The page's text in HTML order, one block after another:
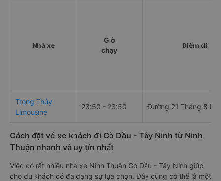
Nhà xe
Giờ
chạy
Điểm đi
Trọng Thủy
Limousine
23:50 - 23:50 Đường 21 Tháng 8
Cách đặt vé xe khách đi Gò Dầu - Tây Ninh từ Ninh
Thuận nhanh và uy tín nhất
Việc có rất nhiều nhà xe Ninh Thuận Gò Dầu - Tây Ninh giúp
cho du khách có đa dạng sự lựa chọn. Đây cũng có thể là một